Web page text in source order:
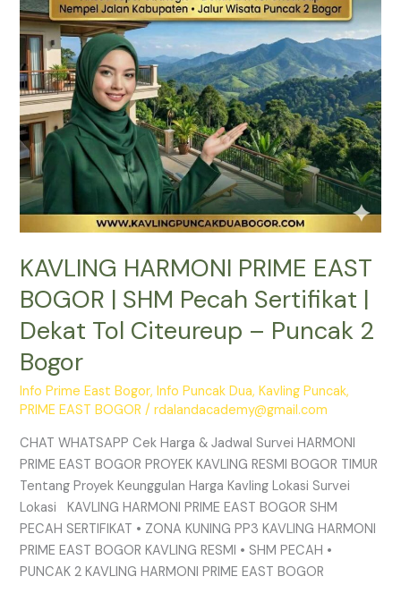
KAVLING HARMONI PRIME EAST
BOGOR | SHM Pecah Sertifikat |
Dekat Tol Citeureup – Puncak 2
Bogor
Info Prime East Bogor,Info Puncak Dua,Kavling Puncak,
PRIME EAST BOGOR /rdalandacademy@gmail.com
CHAT WHATSAPP Cek Harga & Jadwal Survei HARMONI
PRIME EAST BOGOR PROYEK KAVLING RESMI BOGOR TIMUR
Tentang Proyek Keunggulan Harga Kavling Lokasi Survei
Lokasi KAVLING HARMONI PRIME EAST BOGOR SHM
PECAH SERTIFIKAT • ZONA KUNING PP3 KAVLING HARMONI
PRIME EAST BOGOR KAVLING RESMI • SHM PECAH •
PUNCAK 2 KAVLING HARMONI PRIME EAST BOGOR
SHM
Pecah
Sertifikat
|
Dekat
Tol
Citeureup
–
Puncak
2